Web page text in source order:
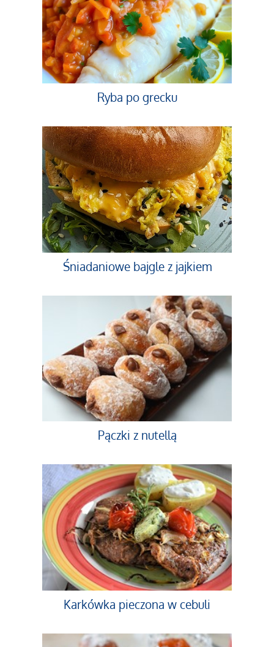
Ryba po grecku
Śniadaniowe bajgle z jajkiem
Pączki z nutellą
Karkówka pieczona w cebuli